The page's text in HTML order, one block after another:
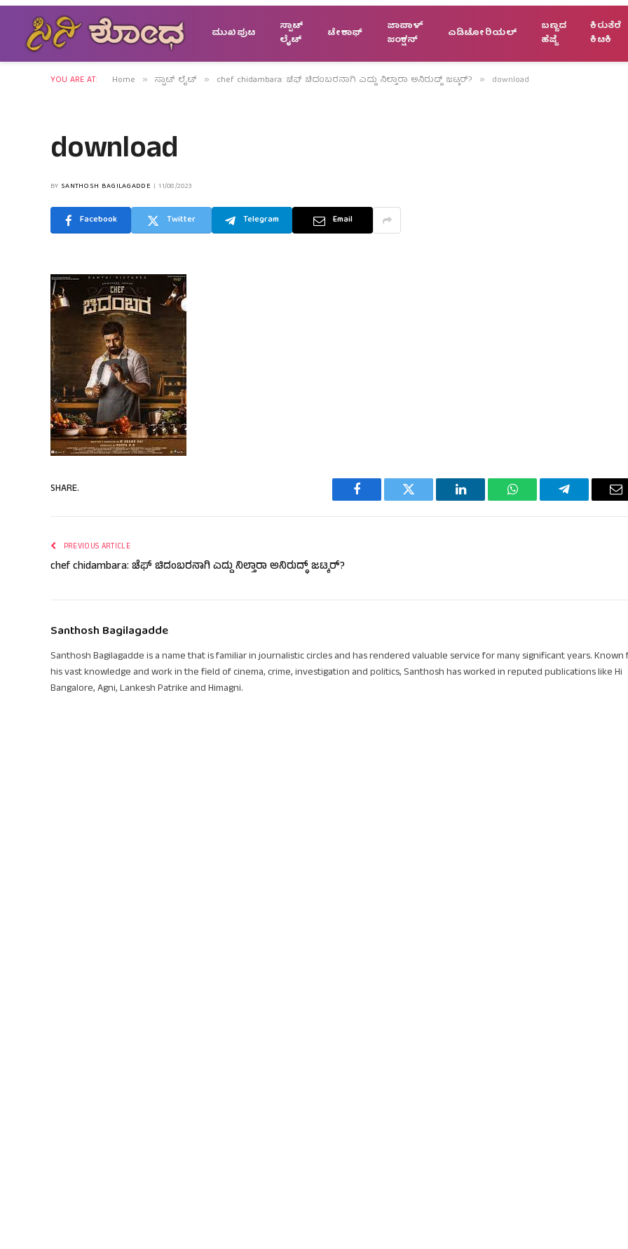
ಮುಖಪುಟ
ಸ್ಪಾಟ್
ಲೈಟ್
ಟೇಕಾಫ್
ಜಾಪಾಳ್
ಜಂಕ್ಷನ್
ಎಡಿಟೋರಿಯಲ್
ಬಣ್ಣದ
ಹೆಜ್ಜೆ
ಕಿರುತೆರೆ
ಕಿಟಕಿ
YOU ARE AT: Home » ಸ್ಪಾಟ್ ಲೈಟ್ » chef chidambara: ಚೆಫ್ ಚಿದಂಬರನಾಗಿ ಎದ್ದು ನಿಲ್ತಾರಾ ಅನಿರುದ್ಧ್ ಜಟ್ಕರ್? » download
download
BY SANTHOSH BAGILAGADDE 11/08/2023
Facebook Twitter Telegram Email
SHARE.
Facebook Twitter LinkedIn WhatsAppTelegram
PREVIOUS ARTICLE
chef chidambara: ಚೆಫ್ ಚಿದಂಬರನಾಗಿ ಎದ್ದು ನಿಲ್ತಾರಾ ಅನಿರುದ್ಧ್ ಜಟ್ಕರ್?
Santhosh Bagilagadde
Santhosh Bagilagadde is a name that is familiar in journalistic circles and has rendered valuable service for many significant years. Known
his vast knowledge and work in the field of cinema, crime, investigation and politics, Santhosh has worked in reputed publications like Hi
Bangalore, Agni, Lankesh Patrike and Himagni.